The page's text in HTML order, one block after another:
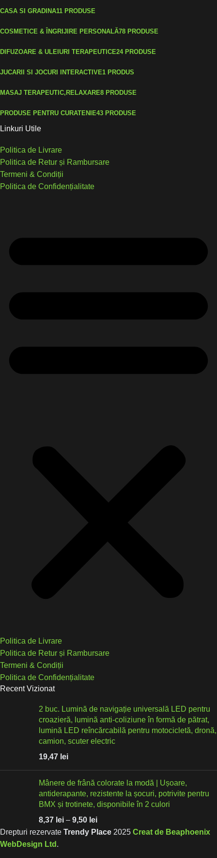
CASA SI GRADINA11 PRODUSE
COSMETICE & ÎNGRIJIRE PERSONALĂ78 PRODUSE
DIFUZOARE & ULEIURI TERAPEUTICE24 PRODUSE
JUCARII SI JOCURI INTERACTIVE1 PRODUS
MASAJ TERAPEUTIC,RELAXARE8 PRODUSE
PRODUSE PENTRU CURATENIE43 PRODUSE
Linkuri Utile
Politica de Livrare
Politica de Retur și Rambursare
Termeni & Condiții
Politica de Confidențialitate
Politica de Livrare
Politica de Retur și Rambursare
Termeni & Condiții
Politica de Confidențialitate
Recent Vizionat
2 buc. Lumină de navigație universală LED pentru
croazieră, lumină anti-coliziune în formă de pătrat,
lumină LED reîncărcabilă pentru motocicletă, dronă,
camion, scuter electric
19,47 lei
Mânere de frână colorate la modă | Ușoare,
antiderapante, rezistente la șocuri, potrivite pentru
BMX și trotinete, disponibile în 2 culori
8,37 lei – 9,50 lei
Drepturi rezervate Trendy Place 2025 Creat de Beaphoenix
WebDesign Ltd .